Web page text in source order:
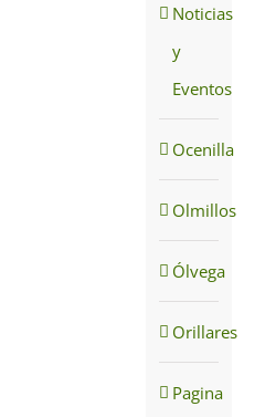
Noticias
y
Eventos
Ocenilla
Olmillos
Ólvega
Orillares
Pagina